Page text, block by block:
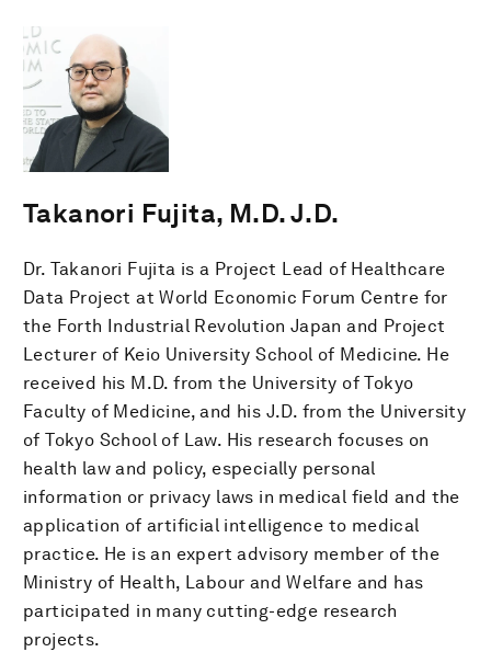
Takanori Fujita, M.D. J.D.
Dr. Takanori Fujita is a Project Lead of Healthcare
Data Project at World Economic Forum Centre for
the Forth Industrial Revolution Japan and Project
Lecturer of Keio University School of Medicine. He
received his M.D. from the University of Tokyo
Faculty of Medicine, and his J.D. from the University
of Tokyo School of Law. His research focuses on
health law and policy, especially personal
information or privacy laws in medical field and the
application of artificial intelligence to medical
practice. He is an expert advisory member of the
Ministry of Health, Labour and Welfare and has
participated in many cutting-edge research
projects.